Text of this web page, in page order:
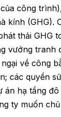
công
kính (GHG).
thải GHG
vướng tranh
về công
các quyền
hạ tầng
ty muốn